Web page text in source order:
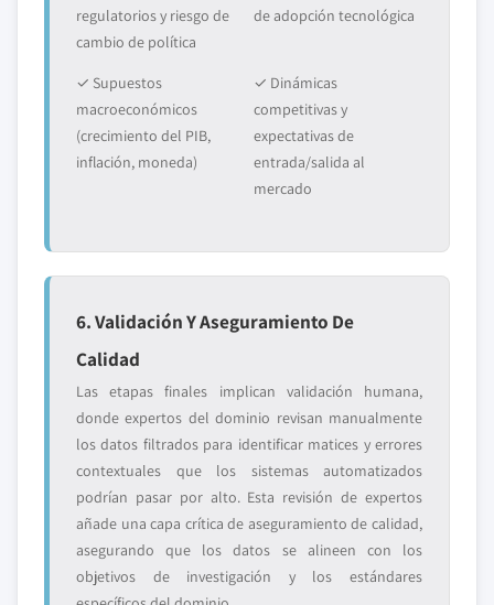
regulatorios y riesgo de
cambio de política
de adopción tecnológica
✓ Supuestos
macroeconómicos
(crecimiento del PIB,
inflación, moneda)
✓ Dinámicas
competitivas y
expectativas de
entrada/salida al
mercado
6. Validación Y Aseguramiento De
Calidad
Las etapas finales implican validación humana,
donde expertos del dominio revisan manualmente
los datos filtrados para identificar matices y errores
contextuales que los sistemas automatizados
podrían pasar por alto. Esta revisión de expertos
añade una capa crítica de aseguramiento de calidad,
asegurando que los datos se alineen con los
objetivos de investigación y los estándares